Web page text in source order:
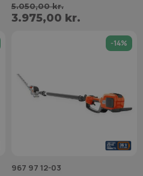
5.050,00 kr.
3.975,00 kr.
-14%
967 97 12-03